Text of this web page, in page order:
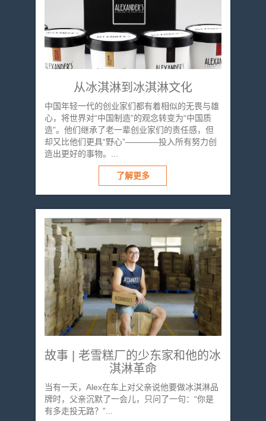
从冰淇淋到冰淇淋文化
中国年轻一代的创业家们都有着相似的无畏与雄
心，将世界对“中国制造”的观念转变为“中国质
造”。他们继承了老一辈创业家们的责任感，但
却又比他们更具“野心”————投入所有努力创
造出更好的事物。...
了解更多
故事 | 老雪糕厂的少东家和他的冰
淇淋革命
当有一天，Alex在车上对父亲说他要做冰淇淋品
牌时，父亲沉默了一会儿，只问了一句：“你是
有多走投无路？”...